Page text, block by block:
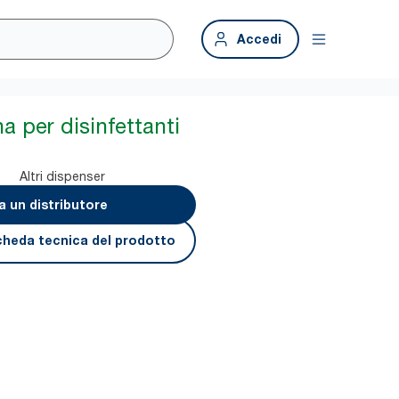
Accedi
per disinfettanti
Altri dispenser
un distributore
tecnica del prodotto